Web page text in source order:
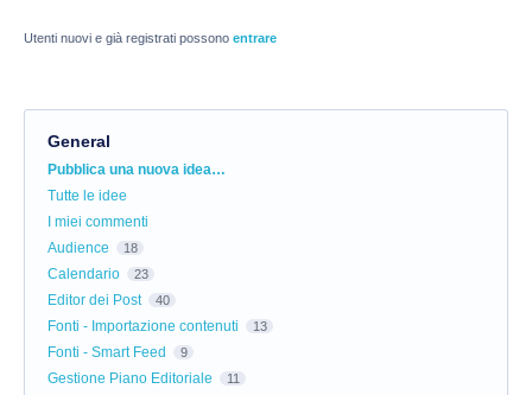
Utenti nuovi e già registrati possono entrare
General
Categorie
Pubblica una nuova idea…
Tutte le idee
I miei commenti
Audience
18
Calendario 23
Editor dei Post 40
Fonti - Importazione contenuti 13
Fonti - Smart Feed 9
Gestione Piano Editoriale 11